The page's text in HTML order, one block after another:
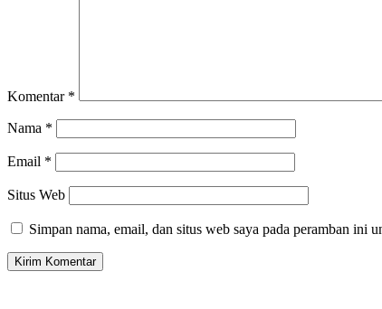
Komentar *
Nama *
Email *
Situs Web
Simpan nama, email, dan situs web saya pada peramban ini